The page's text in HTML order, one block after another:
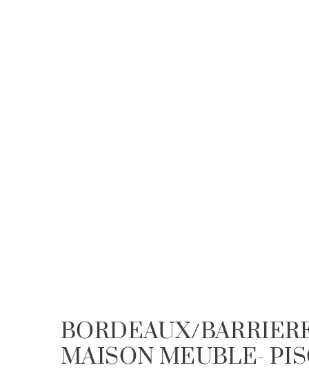
BORDEAUX/
MAISON MEUBLE-